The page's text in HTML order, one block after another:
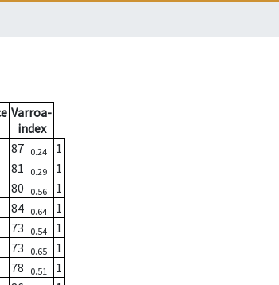
Varroa-
index
87 0.24
1
81 0.29
1
80 0.56
1
84 0.64
1
73 0.54
1
73 0.65
1
78 0.51
1